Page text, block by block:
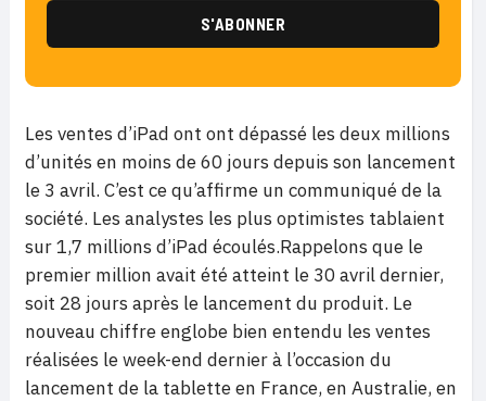
Les ventes d’iPad ont ont dépassé les deux millions
d’unités en moins de 60 jours depuis son lancement
le 3 avril. C’est ce qu’affirme un communiqué de la
société. Les analystes les plus optimistes tablaient
sur 1,7 millions d’iPad écoulés.Rappelons que le
premier million avait été atteint le 30 avril dernier,
soit 28 jours après le lancement du produit. Le
nouveau chiffre englobe bien entendu les ventes
réalisées le week-end dernier à l’occasion du
lancement de la tablette en France, en Australie, en